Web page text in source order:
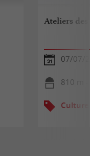
Ateliers des
07/07/
810 m
Culture